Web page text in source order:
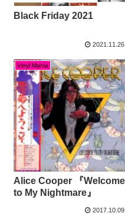
Black Friday 2021
2021.11.26
Vinyl Mania
Alice Cooper 『Welcome
to My Nightmare』
2017.10.09